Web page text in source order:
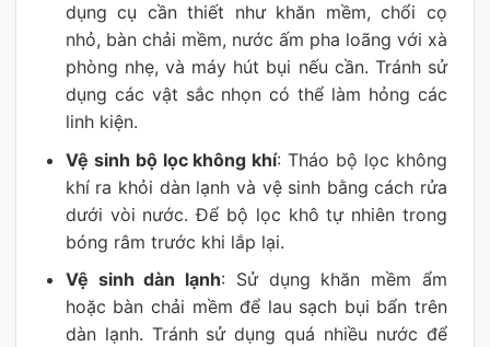
dụng cụ cần thiết như khăn mềm, chổi cọ
nhỏ, bàn chải mềm, nước ấm pha loãng với xà
phòng nhẹ, và máy hút bụi nếu cần. Tránh sử
dụng các vật sắc nhọn có thể làm hỏng các
linh kiện.
Vệ sinh bộ lọc không khí: Tháo bộ lọc không
khí ra khỏi dàn lạnh và vệ sinh bằng cách rửa
dưới vòi nước. Để bộ lọc khô tự nhiên trong
bóng râm trước khi lắp lại.
Vệ sinh dàn lạnh: Sử dụng khăn mềm ẩm
hoặc bàn chải mềm để lau sạch bụi bẩn trên
dàn lạnh. Tránh sử dụng quá nhiều nước để